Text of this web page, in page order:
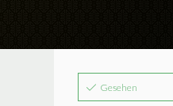
Gesehen